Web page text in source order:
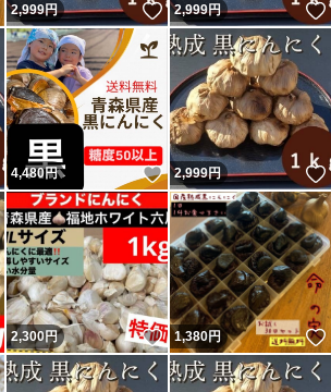
いいね！
2,999円 いいね！
2,999円
いいね！
4,480円 いいね！
2,999円
いいね！
2,300円 いいね！
1,380円